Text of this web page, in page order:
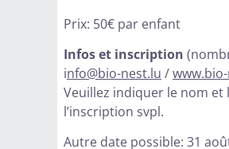
Prix: 50€ par enfant
Infos et inscription
info@bio-nest.lu /
Veuillez indiquer le nom et
l’inscription svpl.
Autre date possible: 31